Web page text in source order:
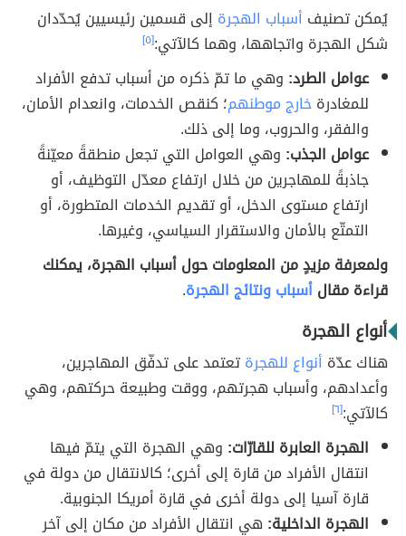
يُمكن تصنيف أسباب الهجرة إلى قسمين رئيسيين يُحدّدان
شكل الهجرة واتجاهها، وهما كالآتي:[٥]
عوامل الطرد: وهي ما تمّ ذكره من أسباب تدفع الأفراد
للمغادرةخارج موطنهم؛ كنقص الخدمات، وانعدام الأمان،
والفقر، والحروب، وما إلى ذلك.
عوامل الجذب: وهي العوامل التي تجعل منطقةً معيّنةً
جاذبةً للمهاجرين من خلال ارتفاع معدّل التوظيف، أو
ارتفاع مستوى الدخل، أو تقديم الخدمات المتطورة، أو
التمتّع بالأمان والاستقرار السياسي، وغيرها.
ولمعرفة مزيدٍ من المعلومات حول أسباب الهجرة، يمكنك
قراءة مقالأسباب ونتائج الهجرة.
أنواع الهجرة
هناك عدّة أنواع للهجرةتعتمد على تدفّق المهاجرين،
وأعدادهم، وأسباب هجرتهم، ووقت وطبيعة حركتهم، وهي
كالآتي:[٦]
الهجرة العابرة للقارّات: وهي الهجرة التي يتمّ فيها
انتقال الأفراد من قارة إلى أخرى؛ كالانتقال من دولة في
قارة آسيا إلى دولة أخرى في قارة أمريكا الجنوبية.
الهجرة الداخلية: هي انتقال الأفراد من مكان إلى آخر